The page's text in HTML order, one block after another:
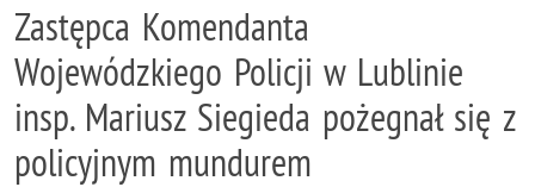
Zastępca Komendanta
Wojewódzkiego Policji w Lublinie
insp. Mariusz Siegieda pożegnał się z
policyjnym mundurem